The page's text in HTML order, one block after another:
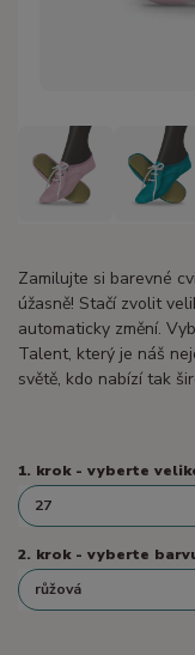
Zamilujte si barevné
úžasně! Stačí zvolit
automaticky změní.
Talent, který je náš
světě, kdo nabízí tak
1. krok - vyberte
2. krok - vyberte